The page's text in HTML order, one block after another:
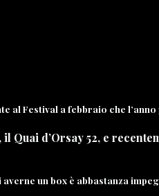
Festival a febbraio che
d’Orsay 52, e
un box è abbastanza